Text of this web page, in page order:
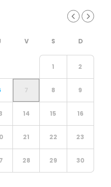
1 2
7 8 9
14 15 16
21 22 23
28 29 30